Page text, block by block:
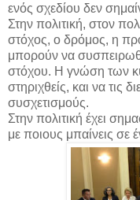
ενός σχεδίου δεν
Στην πολιτική, στον
στόχος, ο δρόμος, η
μπορούν να
στόχου. Η γνώση των
στηριχθείς, και να τις
συσχετισμούς.
Στην πολιτική έχει
με ποιους μπαίνεις σε